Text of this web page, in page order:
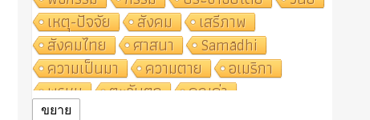
เหตุ-ปัจจัย
สังคม
เสรีภาพ
สังคมไทย
ศาสนา
Samādhi
ความเป็นมา
ความตาย
อเมริกา
พรหม
ตะวันตก
คุณค่า
ปฏิจจสมุปบาท
ขยาย